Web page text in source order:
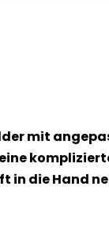
mit
in die Hand